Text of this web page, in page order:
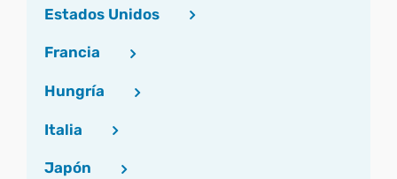
Estados Unidos
Francia
Hungría
Italia
Japón